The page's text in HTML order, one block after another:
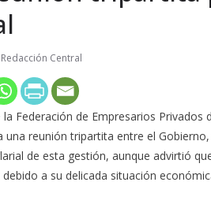
Redacción Central
la Federación de Empresarios
una reunión tripartita entre el
de esta gestión, aunque advirtió
a su delicada situación